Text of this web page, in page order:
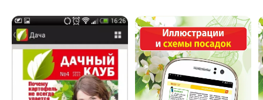
Справочник плодовых деревьев
СадоводОгородник
Справочник для садовода
Скачать приложения для дачников
Часто задаваемые вопросы
Интересные статьи